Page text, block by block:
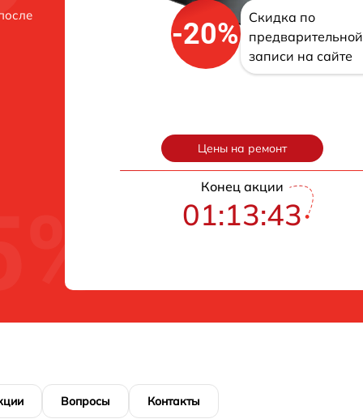
-20%
Скидка по
предварительной
записи на сайте
Цены на ремонт
Конец акции
01:13:43
Вопросы Контакты